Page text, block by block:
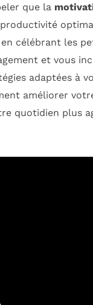
que la
célébrant les
et vous
adaptées à
améliorer
quotidien plus